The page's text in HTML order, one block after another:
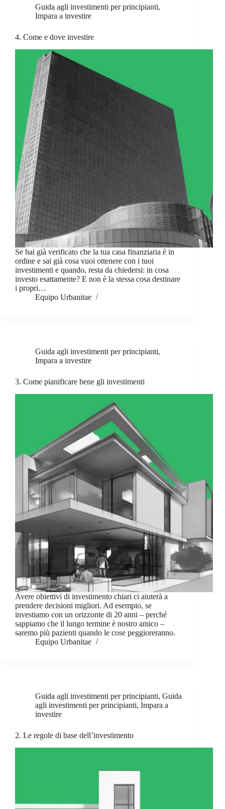
Guida agli investimenti per principianti,
Impara a investire
4. Come e dove investire
Se hai già verificato che la tua casa finanziaria è in
ordine e sai già cosa vuoi ottenere con i tuoi
investimenti e quando, resta da chiedersi: in cosa
investo esattamente? E non è la stessa cosa destinare
i propri…
Equipo Urbanitae
Guida agli investimenti per principianti,
Impara a investire
3. Come pianificare bene gli investimenti
Avere obiettivi di investimento chiari ci aiuterà a
prendere decisioni migliori. Ad esempio, se
investiamo con un orizzonte di 20 anni – perché
sappiamo che il lungo termine è nostro amico –
saremo più pazienti quando le cose peggioreranno.
Equipo Urbanitae
Guida agli investimenti per principianti, Guida
agli investimenti per principianti, Impara a
investire
2. Le regole di base dell’investimento